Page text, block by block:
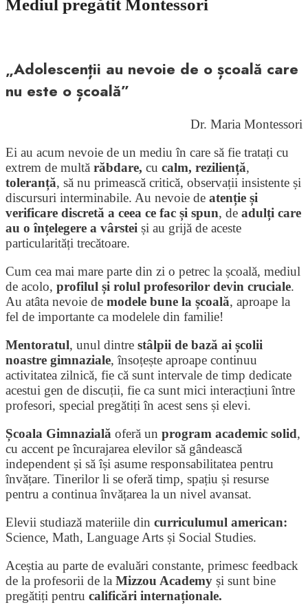
Mediul pregătit Montessori
„Adolescenții au nevoie de o școală care
nu este o școală”
Dr. Maria Montessori
Ei au acum nevoie de un mediu în care să fie tratați cu
extrem de multă răbdare, cu calm, reziliență,
toleranță, să nu primească critică, observații insistente și
discursuri interminabile. Au nevoie de atenție și
verificare discretă a ceea ce fac și spun, de adulți care
au o înțelegere a vârstei și au grijă de aceste
particularități trecătoare.
Cum cea mai mare parte din zi o petrec la școală, mediul
de acolo, profilul și rolul profesorilor devin cruciale.
Au atâta nevoie de modele bune la școală, aproape la
fel de importante ca modelele din familie!
Mentoratul, unul dintre stâlpii de bază ai școlii
noastre gimnaziale, însoțește aproape continuu
activitatea zilnică, fie că sunt intervale de timp dedicate
acestui gen de discuții, fie ca sunt mici interacțiuni între
profesori, special pregătiți în acest sens și elevi.
Școala Gimnazială oferă un program academic solid,
cu accent pe încurajarea elevilor să gândească
independent și să își asume responsabilitatea pentru
învățare. Tinerilor li se oferă timp, spațiu și resurse
pentru a continua învățarea la un nivel avansat.
Elevii studiază materiile din curriculumul american:
Science, Math, Language Arts și Social Studies.
Aceștia au parte de evaluări constante, primesc feedback
de la profesorii de la Mizzou Academy și sunt bine
pregătiți pentru calificări internaționale.